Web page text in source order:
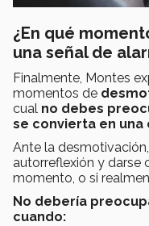
¿En qué
una señal de
Finalmente, Montes
momentos de
cual no debes
se convierta en una
Ante la
autorreflexión y darse
momento, o si
No debería
cuando: